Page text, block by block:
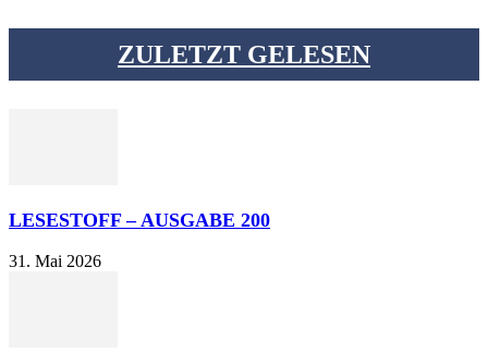
ZULETZT GELESEN
LESESTOFF – AUSGABE 200
31. Mai 2026